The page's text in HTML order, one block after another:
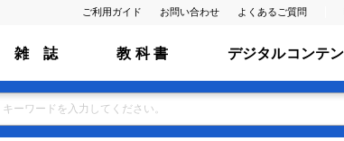
ご利用ガイド お問い合わせ よくあるご質問
雑 誌 教 科 書 デジタルコンテ